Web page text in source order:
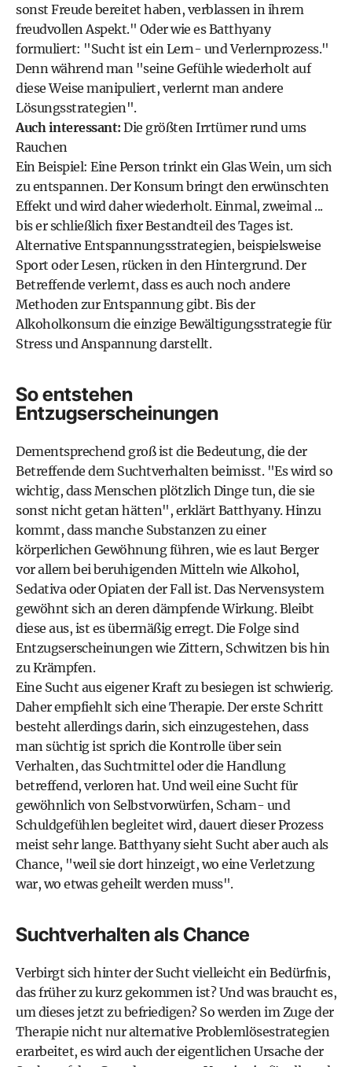
sonst Freude bereitet haben, verblassen in ihrem
freudvollen Aspekt." Oder wie es Batthyany
formuliert: "Sucht ist ein Lern- und Verlernprozess."
Denn während man "seine Gefühle wiederholt auf
diese Weise manipuliert, verlernt man andere
Lösungsstrategien".
Auch interessant: Die größten Irrtümer rund ums
Rauchen
Ein Beispiel: Eine Person trinkt ein Glas Wein, um sich
zu entspannen. Der Konsum bringt den erwünschten
Effekt und wird daher wiederholt. Einmal, zweimal ...
bis er schließlich fixer Bestandteil des Tages ist.
Alternative Entspannungsstrategien, beispielsweise
Sport oder Lesen, rücken in den Hintergrund. Der
Betreffende verlernt, dass es auch noch andere
Methoden zur Entspannung gibt. Bis der
Alkoholkonsum die einzige Bewältigungsstrategie für
Stress und Anspannung darstellt.
So entstehen
Entzugserscheinungen
Dementsprechend groß ist die Bedeutung, die der
Betreffende dem Suchtverhalten beimisst. "Es wird so
wichtig, dass Menschen plötzlich Dinge tun, die sie
sonst nicht getan hätten", erklärt Batthyany. Hinzu
kommt, dass manche Substanzen zu einer
körperlichen Gewöhnung führen, wie es laut Berger
vor allem bei beruhigenden Mitteln wie Alkohol,
Sedativa oder Opiaten der Fall ist. Das Nervensystem
gewöhnt sich an deren dämpfende Wirkung. Bleibt
diese aus, ist es übermäßig erregt. Die Folge sind
Entzugserscheinungen wie Zittern, Schwitzen bis hin
zu Krämpfen.
Eine Sucht aus eigener Kraft zu besiegen ist schwierig.
Daher empfiehlt sich eine Therapie. Der erste Schritt
besteht allerdings darin, sich einzugestehen, dass
man süchtig ist sprich die Kontrolle über sein
Verhalten, das Suchtmittel oder die Handlung
betreffend, verloren hat. Und weil eine Sucht für
gewöhnlich von Selbstvorwürfen, Scham- und
Schuldgefühlen begleitet wird, dauert dieser Prozess
meist sehr lange. Batthyany sieht Sucht aber auch als
Chance, "weil sie dort hinzeigt, wo eine Verletzung
war, wo etwas geheilt werden muss".
Suchtverhalten als Chance
Verbirgt sich hinter der Sucht vielleicht ein Bedürfnis,
das früher zu kurz gekommen ist? Und was braucht es,
um dieses jetzt zu befriedigen? So werden im Zuge der
Therapie nicht nur alternative Problemlösestrategien
erarbeitet, es wird auch der eigentlichen Ursache der